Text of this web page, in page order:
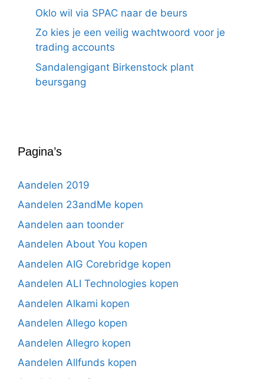
Oklo wil via SPAC naar de beurs
Zo kies je een veilig wachtwoord voor je
trading accounts
Sandalengigant Birkenstock plant
beursgang
Pagina’s
Aandelen 2019
Aandelen 23andMe kopen
Aandelen aan toonder
Aandelen About You kopen
Aandelen AIG Corebridge kopen
Aandelen ALI Technologies kopen
Aandelen Alkami kopen
Aandelen Allego kopen
Aandelen Allegro kopen
Aandelen Allfunds kopen